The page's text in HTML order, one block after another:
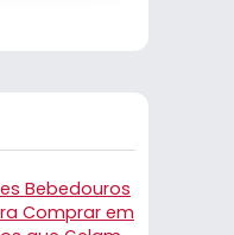
Bebedouros
Comprar em